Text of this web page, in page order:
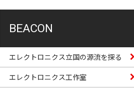
BEACON
エレクトロニクス立国の源流を探る
エレクトロニクス工作室